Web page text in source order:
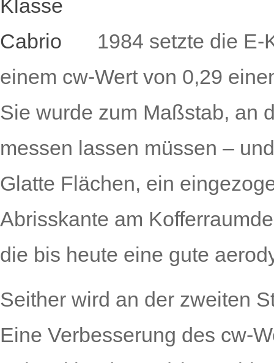
1984 setzte die E-
einem cw-Wert von 0,29
Sie wurde zum Maßstab, an
messen lassen müssen –
Glatte Flächen, ein
Abrisskante am
die bis heute eine gute
Seither wird an der zweiten
Eine Verbesserung des cw-